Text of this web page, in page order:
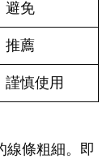
避免
推薦
謹慎使用
線條粗細。即